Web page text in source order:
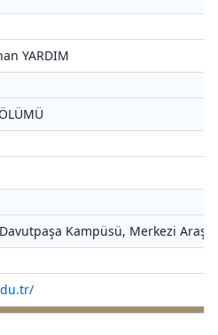
YARDIM
Kampüsü, Merkezi